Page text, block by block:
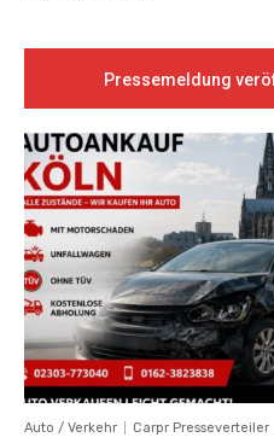
Pressemeldung
Auto / Verkehr Carpr Presseverteiler